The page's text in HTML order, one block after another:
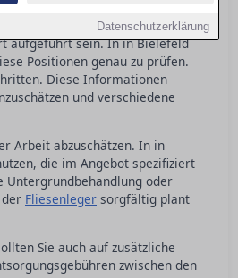
Datenschutzerklärung
aufgeführt sein. In in Bielefeld
Positionen genau zu prüfen.
Diese Informationen
und verschiedene
Arbeit abzuschätzen. In in
die im Angebot spezifiziert
Untergrundbehandlung oder
Fliesenleger sorgfältig plant
Sie auch auf zusätzliche
zwischen den